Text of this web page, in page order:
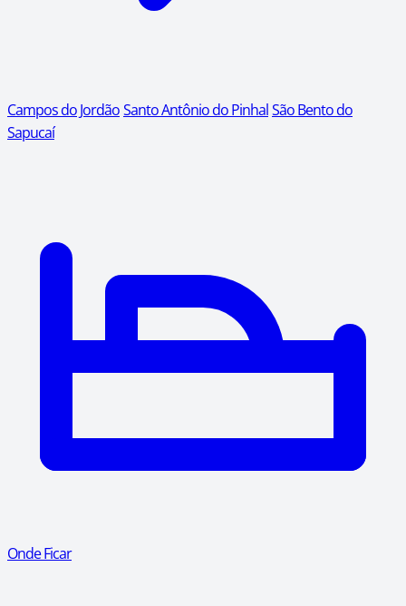
Campos do JordãoSanto Antônio do PinhalSão Bento do
Sapucaí
Onde Ficar